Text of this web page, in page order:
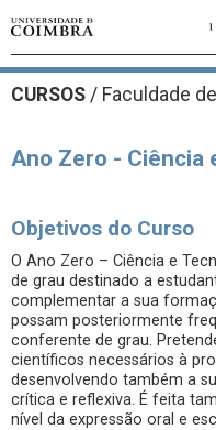
CURSOS / Faculdade
Ano Zero - Ciência
Objetivos do Curso
O Ano Zero – Ciência e
de grau destinado a
complementar a sua
possam posteriormente
conferente de grau.
científicos necessários à
desenvolvendo também a
crítica e reflexiva. É feita
nível da expressão oral e